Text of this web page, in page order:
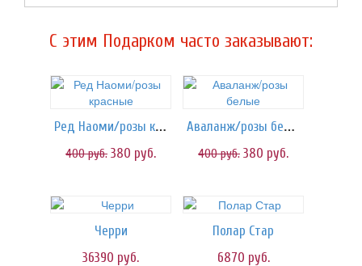
C этим Подарком часто заказывают:
Ред Наоми/розы красные
400руб. 380 руб.
Аваланж/розы белые
400руб. 380 руб.
Черри
36390 руб.
Полар Стар
6870 руб.